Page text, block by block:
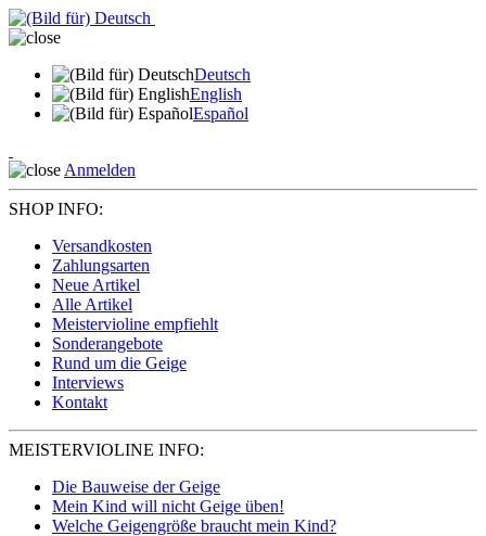
Deutsch
English
Español
Anmelden
SHOP INFO:
Versandkosten
Zahlungsarten
Neue Artikel
Alle Artikel
Meistervioline empfiehlt
Sonderangebote
Rund um die Geige
Interviews
Kontakt
MEISTERVIOLINE INFO:
Die Bauweise der Geige
Mein Kind will nicht Geige üben!
Welche Geigengröße braucht mein Kind?